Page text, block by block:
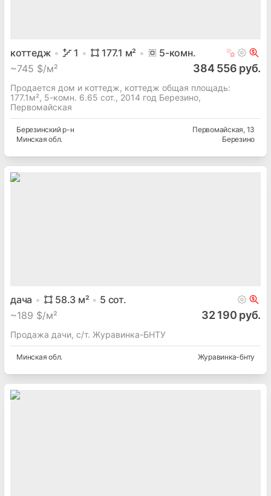
коттедж 1 177.1 м² 5-комн.
~745 $/м² 384 556 руб.
Продается дом и коттедж, коттедж общая площадь:
177.1м², 5-комн. 6.65 сот., 2014 год Березино,
Первомайская
Березинскийр-н
Минская обл.
Первомайская, 13
Березино
дача 58.3 м² 5 сот.
~189 $/м² 32 190 руб.
Продажа дачи, с/т. Журавинка-БНТУ
Минская обл. Журавинка-бнту